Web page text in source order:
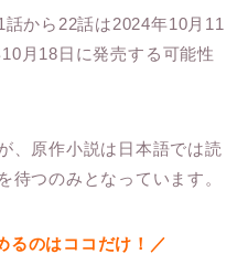
話から22話は2024年10月11
月18日に発売する可能性
、原作小説は日本語では読
待つのみとなっています。
るのはココだけ！／